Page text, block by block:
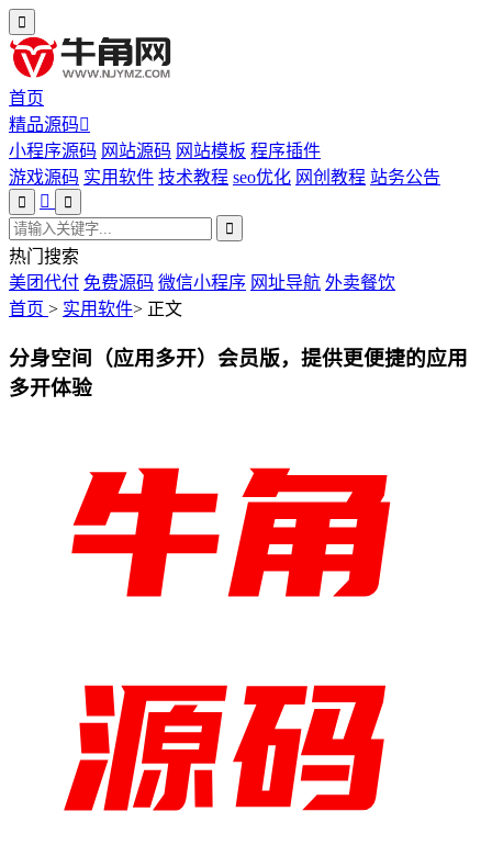
首页
精品源码
小程序源码 网站源码 网站模板 程序插件
游戏源码 实用软件 技术教程 seo优化 网创教程 站务公告
热门搜索
美团代付 免费源码 微信小程序 网址导航 外卖餐饮
首页 > 实用软件> 正文
分身空间（应用多开）会员版，提供更便捷的应用
多开体验